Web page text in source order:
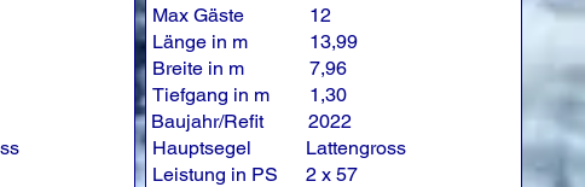
Max Gäste
Länge in m
Breite in m
Tiefgang in m
Baujahr/Refit
Hauptsegel
Leistung in PS
12
13,99
7,96
1,30
2022
Lattengross
2 x 57